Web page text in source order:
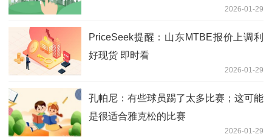
2026-01-29
PriceSeek提醒：山东MTBE报价上调利
好现货 即时看
2026-01-29
孔帕尼：有些球员踢了太多比赛；这可能
是很适合雅克松的比赛
2026-01-29